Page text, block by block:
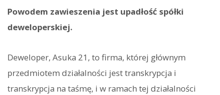
Powodem zawieszenia jest upadłość spółki
deweloperskiej.
Deweloper, Asuka 21, to firma, której głównym
przedmiotem działalności jest transkrypcja i
transkrypcja na taśmę, i w ramach tej działalności